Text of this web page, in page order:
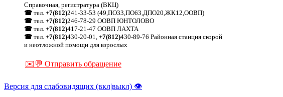
Справочная, регистратура (ВКЦ)
☎ тел. +7(812)241-33-53 (49,ПО33,ПО63,ДПО20,ЖК12,ООВП)
☎ тел. +7(812)246-78-29 ООВП ЮНТОЛОВО
☎ тел. +7(812)417-21-47 ООВП ЛАХТА
☎ тел. +7(812)430-20-01, +7(812)430-89-76 Районная станция скорой
и неотложной помощи для взрослых
✉️💬 Отправить обращение
Версия для слабовидящих (вкл|выкл) 👁